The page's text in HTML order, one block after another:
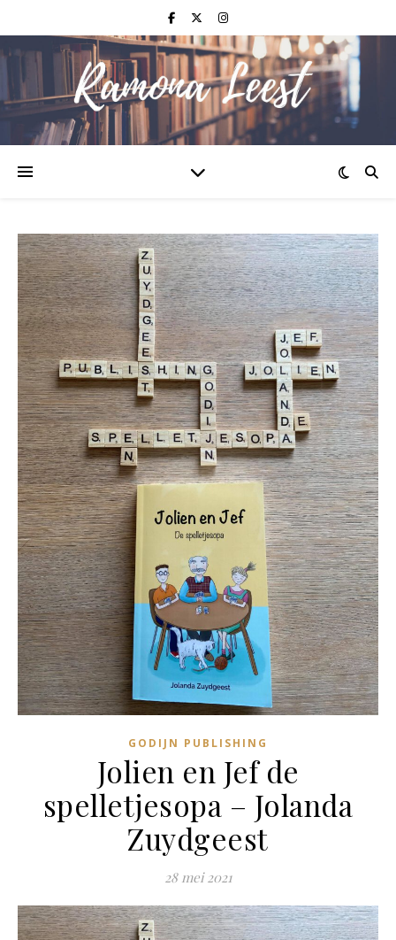
GODIJN PUBLISHING
Jolien en Jef de
spelletjesopa – Jolanda
Zuydgeest
28 mei 2021